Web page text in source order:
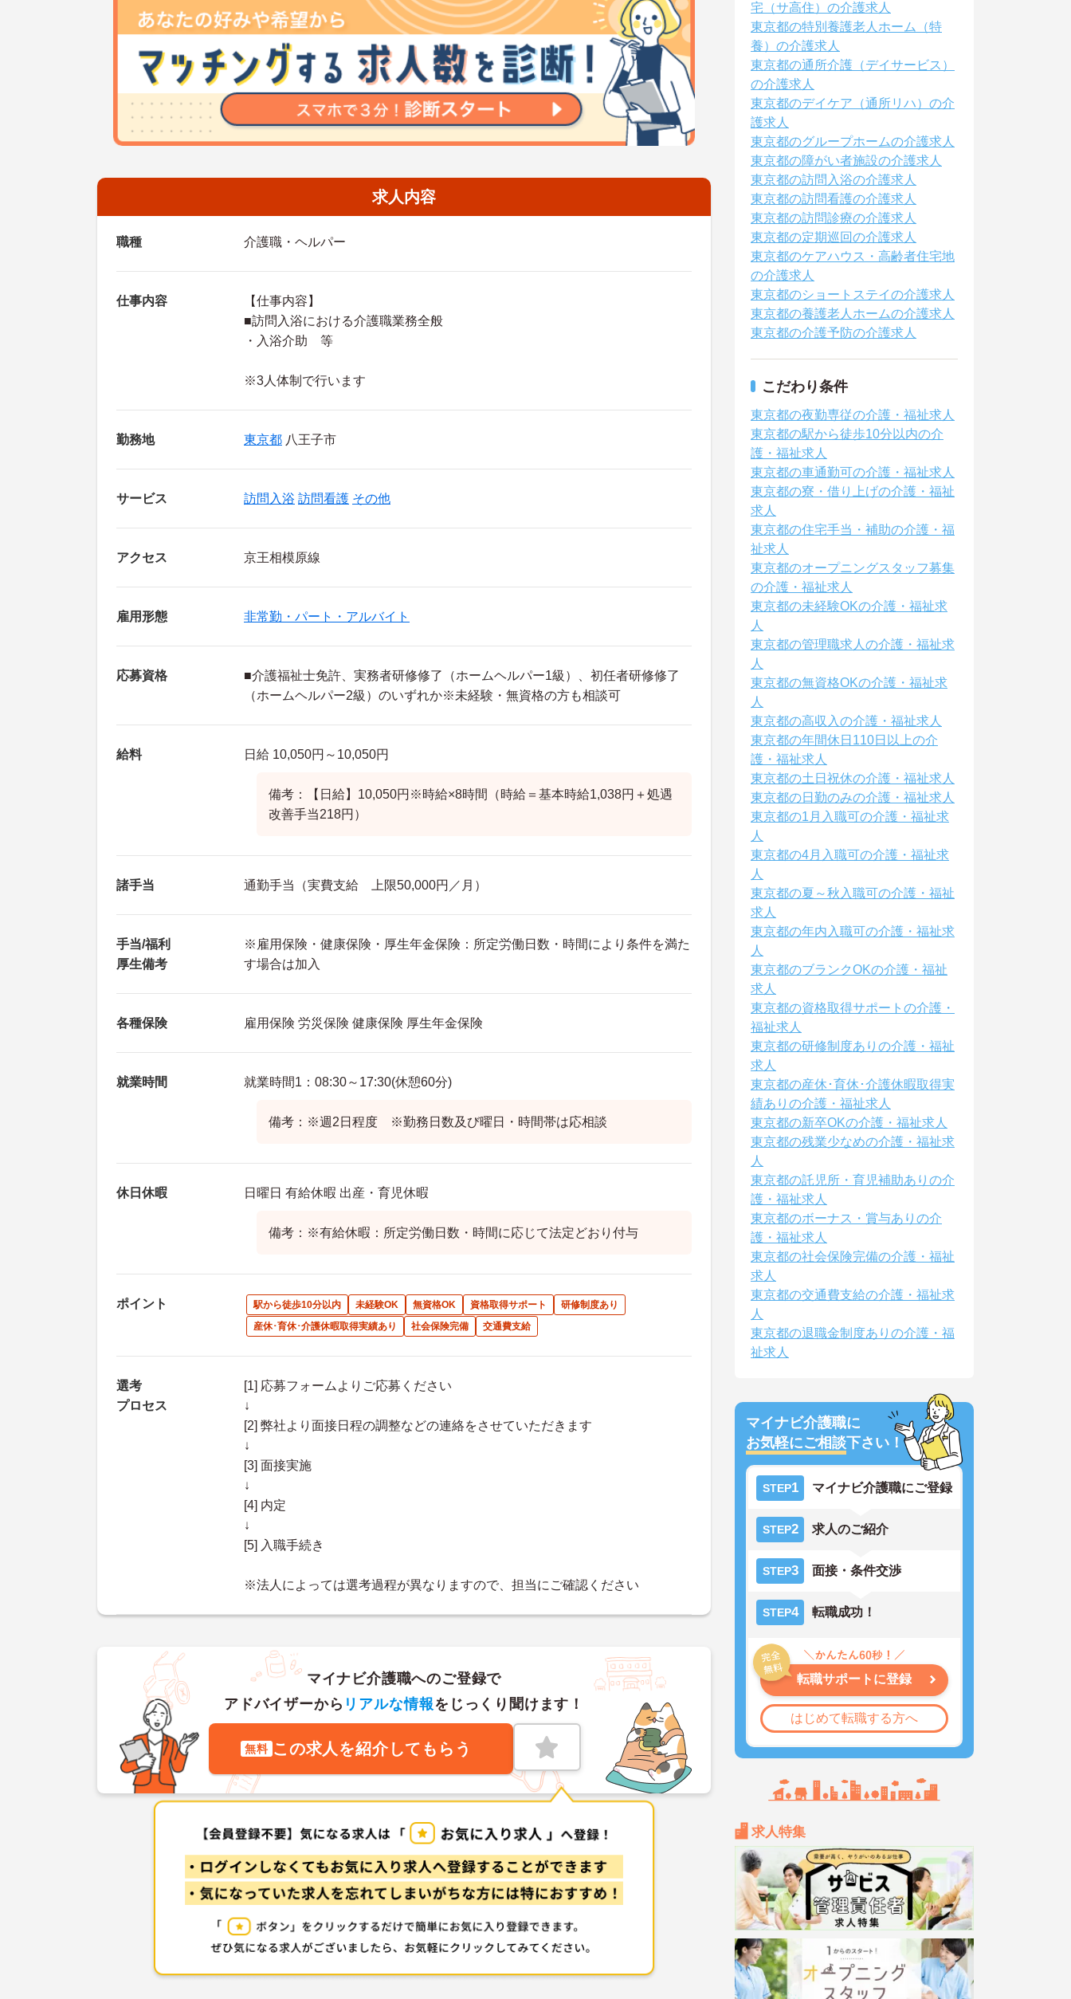
求人内容
職種 介護職・ヘルパー
仕事内容
【仕事内容】
■訪問入浴における介護職業務全般
・入浴介助 等
※3人体制で行います
勤務地 東京都 八王子市
サービス 訪問入浴 訪問看護 その他
アクセス 京王相模原線
雇用形態 非常勤・パート・アルバイト
応募資格
■介護福祉士免許、実務者研修修了（ホームヘルパー1級）、初任者研修修了
（ホームヘルパー2級）のいずれか※未経験・無資格の方も相談可
給料 日給 10,050円～10,050円
備考：【日給】10,050円※時給×8時間（時給＝基本時給1,038円＋処遇
改善手当218円）
諸手当 通勤手当（実費支給 上限50,000円／月）
手当/福利
厚生備考
※雇用保険・健康保険・厚生年金保険：所定労働日数・時間により条件を満た
す場合は加入
各種保険 雇用保険 労災保険 健康保険 厚生年金保険
就業時間 就業時間1：08:30～17:30(休憩60分)
備考：※週2日程度 ※勤務日数及び曜日・時間帯は応相談
休日休暇 日曜日 有給休暇 出産・育児休暇
備考：※有給休暇：所定労働日数・時間に応じて法定どおり付与
ポイント 駅から徒歩10分以内 未経験OK 無資格OK 資格取得サポート
研修制度あり
産休･育休･介護休暇取得実績あり
社会保険完備 交通費支給
選考
プロセス
[1] 応募フォームよりご応募ください
↓
[2] 弊社より面接日程の調整などの連絡をさせていただきます
↓
[3] 面接実施
↓
[4] 内定
↓
[5] 入職手続き
※法人によっては選考過程が異なりますので、担当にご確認ください
マイナビ介護職へのご登録で
アドバイザーから リアルな情報をじっくり聞けます！
無料 この求人を紹介してもらう
宅（サ高住）の介護求人
東京都の特別養護老人ホーム（特
養）の介護求人
東京都の通所介護（デイサービス）
の介護求人
東京都のデイケア（通所リハ）の介
護求人
東京都のグループホームの介護求人
東京都の障がい者施設の介護求人
東京都の訪問入浴の介護求人
東京都の訪問看護の介護求人
東京都の訪問診療の介護求人
東京都の定期巡回の介護求人
東京都のケアハウス・高齢者住宅地
の介護求人
東京都のショートステイの介護求人
東京都の養護老人ホームの介護求人
東京都の介護予防の介護求人
こだわり条件
東京都の夜勤専従の介護・福祉求人
東京都の駅から徒歩10分以内の介
護・福祉求人
東京都の車通勤可の介護・福祉求人
東京都の寮・借り上げの介護・福祉
求人
東京都の住宅手当・補助の介護・福
祉求人
東京都のオープニングスタッフ募集
の介護・福祉求人
東京都の未経験OKの介護・福祉求
人
東京都の管理職求人の介護・福祉求
人
東京都の無資格OKの介護・福祉求
人
東京都の高収入の介護・福祉求人
東京都の年間休日110日以上の介
護・福祉求人
東京都の土日祝休の介護・福祉求人
東京都の日勤のみの介護・福祉求人
東京都の1月入職可の介護・福祉求
人
東京都の4月入職可の介護・福祉求
人
東京都の夏～秋入職可の介護・福祉
求人
東京都の年内入職可の介護・福祉求
人
東京都のブランクOKの介護・福祉
求人
東京都の資格取得サポートの介護・
福祉求人
東京都の研修制度ありの介護・福祉
求人
東京都の産休･育休･介護休暇取得実
績ありの介護・福祉求人
東京都の新卒OKの介護・福祉求人
東京都の残業少なめの介護・福祉求
人
東京都の託児所・育児補助ありの介
護・福祉求人
東京都のボーナス・賞与ありの介
護・福祉求人
東京都の社会保険完備の介護・福祉
求人
東京都の交通費支給の介護・福祉求
人
東京都の退職金制度ありの介護・福
祉求人
マイナビ介護職に
お気軽にご相談下さい！
STEP1 マイナビ介護職にご登録
STEP2 求人のご紹介
STEP3 面接・条件交渉
STEP4 転職成功！
転職サポートに登録
はじめて転職する方へ
求人特集